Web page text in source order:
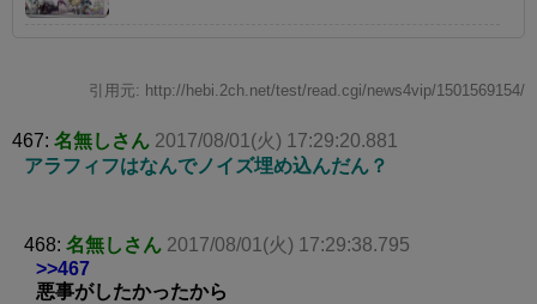
引用元: http://hebi.2ch.net/test/read.cgi/news4vip/1501569154/
467: 名無しさん 2017/08/01(火) 17:29:20.881
アラフィフはなんでノイズ埋め込んだん？
468: 名無しさん 2017/08/01(火) 17:29:38.795
>>467
悪事がしたかったから